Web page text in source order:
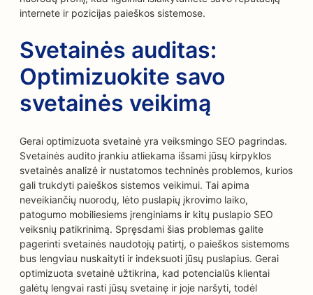
internete ir pozicijas paieškos sistemose.
Svetainės auditas:
Optimizuokite savo
svetainės veikimą
Gerai optimizuota svetainė yra veiksmingo SEO pagrindas.
Svetainės audito įrankiu atliekama išsami jūsų kirpyklos
svetainės analizė ir nustatomos techninės problemos, kurios
gali trukdyti paieškos sistemos veikimui. Tai apima
neveikiančių nuorodų, lėto puslapių įkrovimo laiko,
patogumo mobiliesiems įrenginiams ir kitų puslapio SEO
veiksnių patikrinimą. Spręsdami šias problemas galite
pagerinti svetainės naudotojų patirtį, o paieškos sistemoms
bus lengviau nuskaityti ir indeksuoti jūsų puslapius. Gerai
optimizuota svetainė užtikrina, kad potencialūs klientai
galėtų lengvai rasti jūsų svetainę ir joje naršyti, todėl